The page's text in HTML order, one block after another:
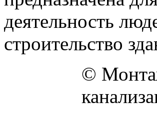
деятельность
строительство
©